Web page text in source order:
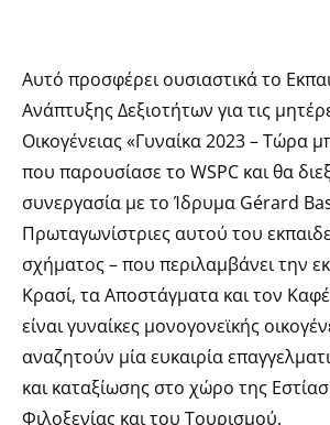
Αυτό προσφέρει ουσιαστικά το
Ανάπτυξης Δεξιοτήτων για τις
Οικογένειας «Γυναίκα 2023 – Τώρα
που παρουσίασε το WSPC και θα
συνεργασία με το Ίδρυμα Gérard
Πρωταγωνίστριες αυτού του
σχήματος – που περιλαμβάνει την
Κρασί, τα Αποστάγματα και τον
είναι γυναίκες μονογονεϊκής
αναζητούν μία ευκαιρία
και καταξίωσης στο χώρο της
Φιλοξενίας και του Τουρισμού.